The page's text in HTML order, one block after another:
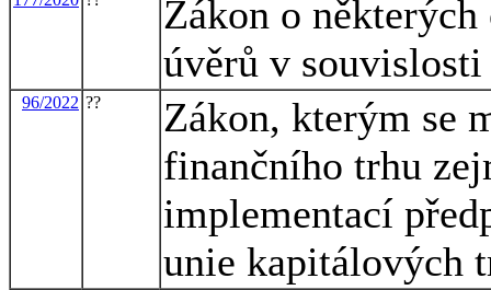
Zákon o
úvěrů v
96/2022 ??
Zákon, kterým se
finančního trhu
implementací
unie kapitálových